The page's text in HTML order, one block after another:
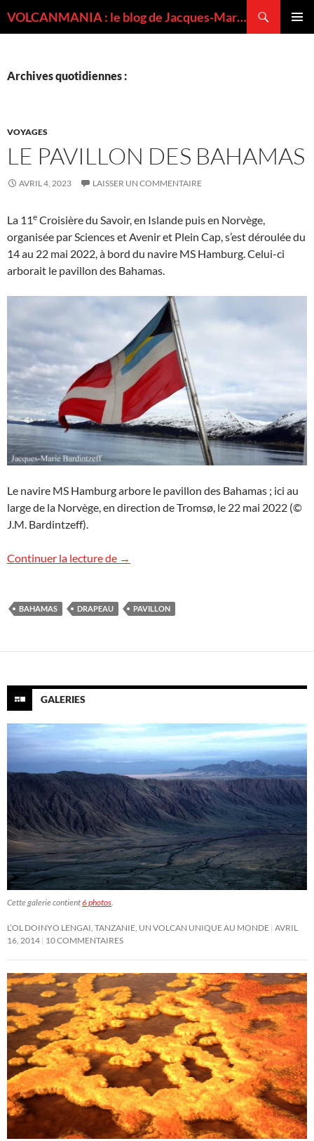
VOLCANMANIA : le blog de Jacques-Marie BARDINTZEFF, volcanologue
Archives quotidiennes :
VOYAGES
LE PAVILLON DES BAHAMAS
AVRIL 4, 2023 LAISSER UN COMMENTAIRE
La 11e Croisière du Savoir, en Islande puis en Norvège,
organisée par Sciences et Avenir et Plein Cap, s’est déroulée du
14 au 22 mai 2022, à bord du navire MS Hamburg. Celui-ci
arborait le pavillon des Bahamas.
Le navire MS Hamburg arbore le pavillon des Bahamas ; ici au
large de la Norvège, en direction de Tromsø, le 22 mai 2022 (©
J.M. Bardintzeff).
Continuer la lecture de Le pavillon des Bahamas
→
BAHAMAS DRAPEAU PAVILLON
GALERIES
Cette galerie contient6 photos
L’OL DOINYO LENGAI, TANZANIE, UN VOLCAN UNIQUE AU MONDE AVRIL
16, 2014 10 COMMENTAIRES